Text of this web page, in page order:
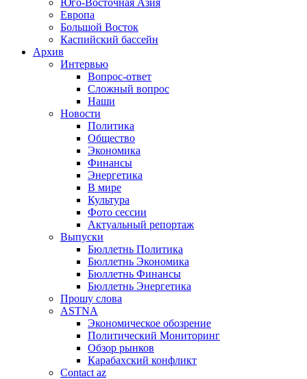
Юго-Восточная Азия
Европа
Большой Восток
Каспийский бассейн
Архив
Интервью
Вопрос-ответ
Сложный вопрос
Наши
Новости
Политика
Общество
Экономика
Финансы
Энергетика
В мире
Культура
Фото сессии
Актуальный репортаж
Выпуски
Бюллетнь Политика
Бюллетнь Экономика
Бюллетнь Финансы
Бюллетнь Энергетика
Прошу слова
ASTNA
Экономическое обозрение
Политический Мониторинг
Обзор рынков
Карабахский конфликт
Contact az